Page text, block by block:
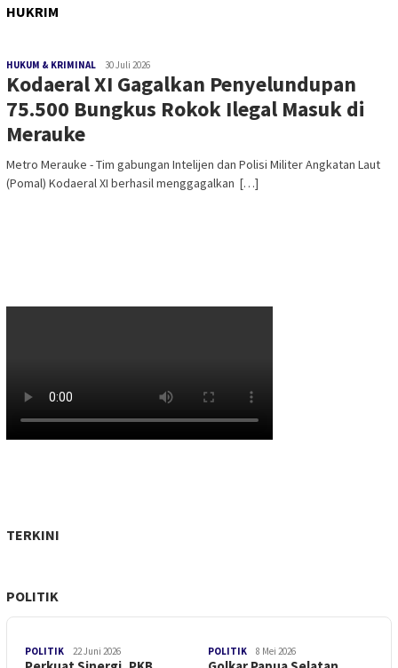
HUKRIM
HUKUM & KRIMINAL 30 Juli 2026
​Kodaeral XI Gagalkan Penyelundupan
75.500 Bungkus Rokok Ilegal Masuk di
Merauke
Metro Merauke - Tim gabungan Intelijen dan Polisi Militer Angkatan Laut
(Pomal) Kodaeral XI berhasil menggagalkan […]
TERKINI
Pastikan Keamanan Pergantian Tahun
POLITIK
POLITIK 22 Juni 2026 POLITIK 8 Mei 2026